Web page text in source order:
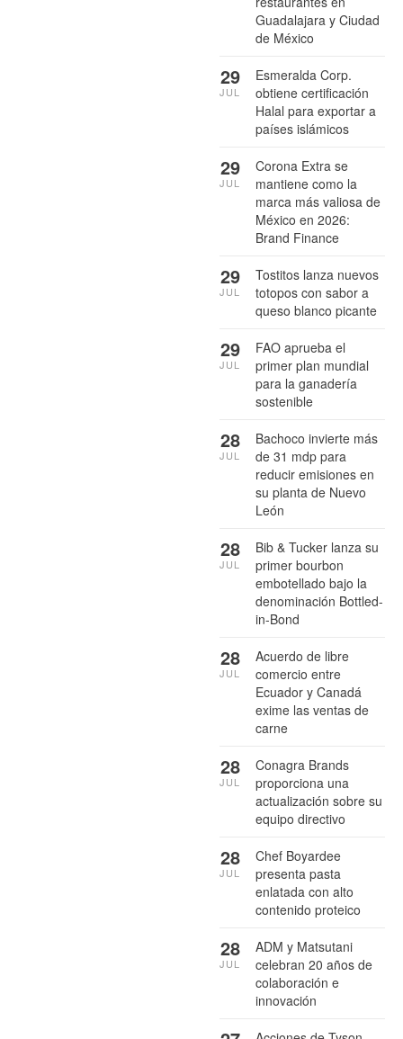
Guadalajara y Ciudad
de México
Esmeralda Corp.
obtiene certificación
Halal para exportar a
países islámicos
29
JUL
Corona Extra se
mantiene como la
marca más valiosa de
México en 2026:
Brand Finance
29
JUL
Tostitos lanza nuevos
totopos con sabor a
queso blanco picante
29
JUL
FAO aprueba el
primer plan mundial
para la ganadería
sostenible
29
JUL
Bachoco invierte más
de 31 mdp para
reducir emisiones en
su planta de Nuevo
León
28
JUL
Bib & Tucker lanza su
primer bourbon
embotellado bajo la
denominación Bottled-
in-Bond
28
JUL
Acuerdo de libre
comercio entre
Ecuador y Canadá
exime las ventas de
carne
28
JUL
Conagra Brands
proporciona una
actualización sobre su
equipo directivo
28
JUL
Chef Boyardee
presenta pasta
enlatada con alto
contenido proteico
28
JUL
ADM y Matsutani
celebran 20 años de
colaboración e
innovación
28
JUL